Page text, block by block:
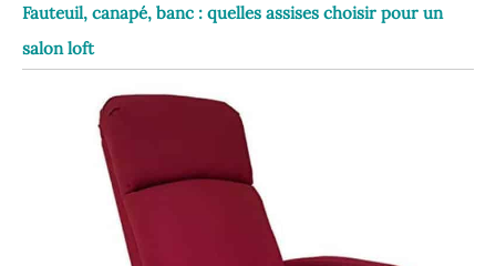
Fauteuil, canapé, banc : quelles assises choisir pour un
salon loft